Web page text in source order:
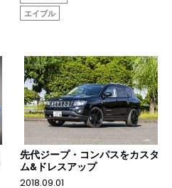
エイブル
先代ジープ・コンパスをカスタ
ム&ドレスアップ
2018.09.01